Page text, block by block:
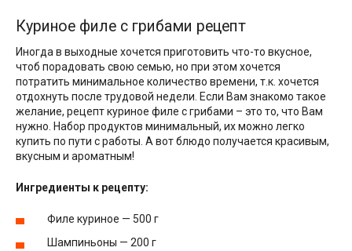
Куриное филе с грибами рецепт
Иногда в выходные хочется приготовить что-то вкусное,
чтоб порадовать свою семью, но при этом хочется
потратить минимальное количество времени, т.к. хочется
отдохнуть после трудовой недели. Если Вам знакомо такое
желание, рецепт куриное филе с грибами – это то, что Вам
нужно. Набор продуктов минимальный, их можно легко
купить по пути с работы. А вот блюдо получается красивым,
вкусным и ароматным!
Ингредиенты к рецепту:
Филе куриное — 500 г
Шампиньоны — 200 г